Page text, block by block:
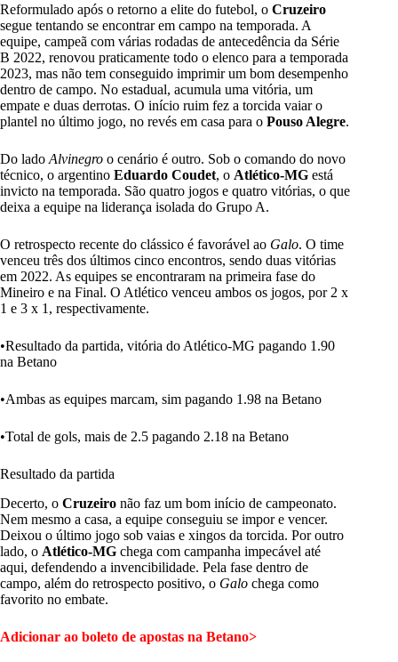
Reformulado após o retorno a elite do futebol, o Cruzeiro
segue tentando se encontrar em campo na temporada. A
equipe, campeã com várias rodadas de antecedência da Série
B 2022, renovou praticamente todo o elenco para a temporada
2023, mas não tem conseguido imprimir um bom desempenho
dentro de campo. No estadual, acumula uma vitória, um
empate e duas derrotas. O início ruim fez a torcida vaiar o
plantel no último jogo, no revés em casa para o Pouso Alegre.
Do lado Alvinegro o cenário é outro. Sob o comando do novo
técnico, o argentino Eduardo Coudet, o Atlético-MG está
invicto na temporada. São quatro jogos e quatro vitórias, o que
deixa a equipe na liderança isolada do Grupo A.
O retrospecto recente do clássico é favorável ao Galo. O time
venceu três dos últimos cinco encontros, sendo duas vitórias
em 2022. As equipes se encontraram na primeira fase do
Mineiro e na Final. O Atlético venceu ambos os jogos, por 2 x
1 e 3 x 1, respectivamente.
•Resultado da partida, vitória do Atlético-MG pagando 1.90
na Betano
•Ambas as equipes marcam, sim pagando 1.98 na Betano
•Total de gols, mais de 2.5 pagando 2.18 na Betano
Resultado da partida
Decerto, o Cruzeiro não faz um bom início de campeonato.
Nem mesmo a casa, a equipe conseguiu se impor e vencer.
Deixou o último jogo sob vaias e xingos da torcida. Por outro
lado, o Atlético-MG chega com campanha impecável até
aqui, defendendo a invencibilidade. Pela fase dentro de
campo, além do retrospecto positivo, o Galo chega como
favorito no embate.
Adicionar ao boleto de apostas na Betano>